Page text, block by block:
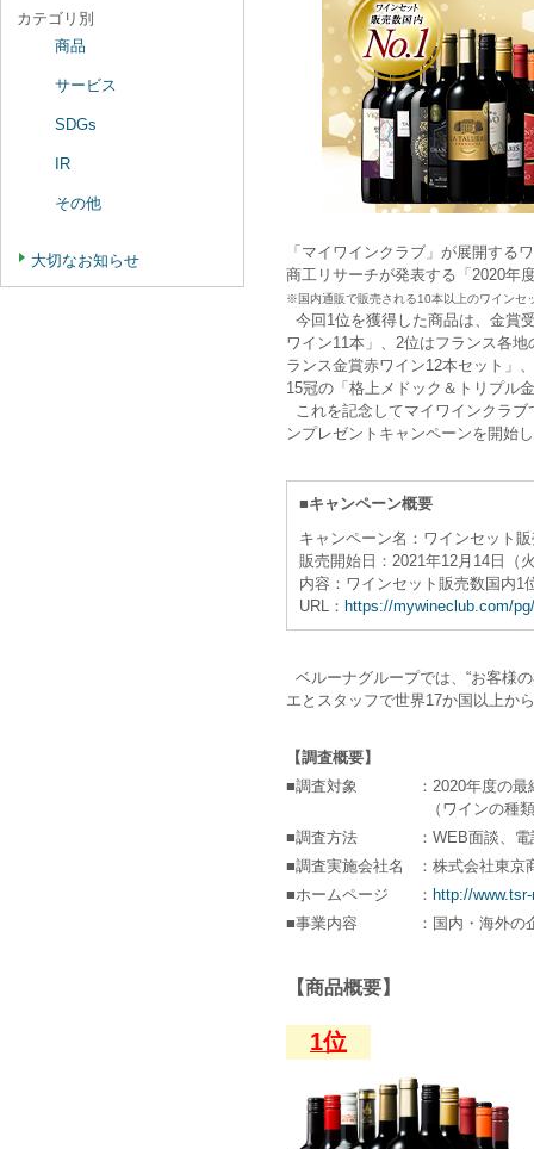
「マイワインクラブ」が展開する
商工リサーチが発表する「2020年
※国内通販で販売される10本以上のワインセ
今回1位を獲得した商品は、金賞
ワイン11本」、2位はフランス各
ランス金賞赤ワイン12本セット」
15冠の「格上メドック＆トリプル
これを記念してマイワインクラ
ンプレゼントキャンペーンを開始
■キャンペーン概要
キャンペーン名：ワインセット
販売開始日：2021年12月14日（
内容：ワインセット販売数国内1
URL： https://mywineclub.com/
ベルーナグループでは、“お客様
エとスタッフで世界17か国以上か
【調査概要】
■調査対象
：2020年度の
（ワインの種
■調査方法
：WEB面談、
■調査実施会社名
：株式会社東京
■ホームページ
： http://
■事業内容
：国内・海外
【商品概要】
1位
カテゴリ別
商品
サービス
SDGs
IR
その他
大切なお知らせ